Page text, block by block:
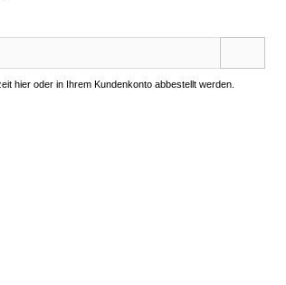
hier oder in Ihrem Kundenkonto abbestellt werden.